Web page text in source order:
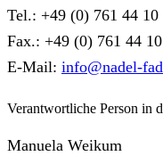
Tel.: +49 (0) 761 44 10
Fax.: +49 (0) 761 44
E-Mail: info@nadel-
Verantwortliche Person in
Manuela Weikum